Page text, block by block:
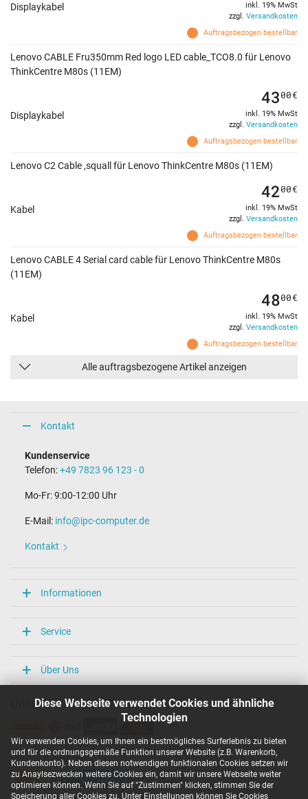
Diese Webseite verwendet Cookies und ähnliche
Technologien
Wir verwenden Cookies, um Ihnen ein bestmögliches Surferlebnis zu bieten
und für die ordnungsgemäße Funktion unserer Website (z.B. Warenkorb,
Kundenkonto). Neben diesen notwendigen funktionalen Cookies setzen wir
zu Anaylsezwecken weitere Cookies ein, damit wir unsere Webseite weiter
optimieren können. Wenn Sie auf "Zustimmen" klicken, stimmen Sie der
Speicherung aller Cookies zu. Unter Einstellungen können Sie Cookies
Displaykabel
Auftragsbezogen bestellbar
inkl. 19% MwSt
zzgl. Versandkosten
Lenovo CABLE Fru350mm Red logo LED cable_TCO8.0 für Lenovo
ThinkCentre M80s (11EM)
Displaykabel
Auftragsbezogen bestellbar
4300€
inkl. 19% MwSt
zzgl. Versandkosten
Lenovo C2 Cable ,squall für Lenovo ThinkCentre M80s (11EM)
Kabel
Auftragsbezogen bestellbar
4200€
inkl. 19% MwSt
zzgl. Versandkosten
Lenovo CABLE 4 Serial card cable für Lenovo ThinkCentre M80s
(11EM)
Kabel
Auftragsbezogen bestellbar
4800€
inkl. 19% MwSt
zzgl. Versandkosten
Alle auftragsbezogene Artikel anzeigen
Kontakt
Kundenservice
Telefon:+49 7823 96 123 - 0
Mo-Fr: 9:00-12:00 Uhr
E-Mail: info@ipc-computer.de
Kontakt
Informationen
Service
Über Uns
Unsere Versandarten
Unsere Zahlarten